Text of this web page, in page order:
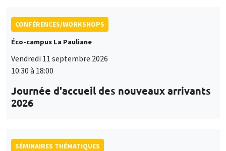
CONFÉRENCES/WORKSHOPS
Éco-campus La Pauliane
Vendredi 11 septembre 2026
10:30 à 18:00
Journée d'accueil des nouveaux arrivants
2026
SÉMINAIRES THÉMATIQUES